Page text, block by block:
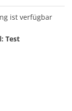
ist verfügbar
Test